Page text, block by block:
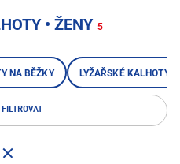
• ŽENY 5
NA BĚŽKY LYŽAŘSKÉ KALHOTY